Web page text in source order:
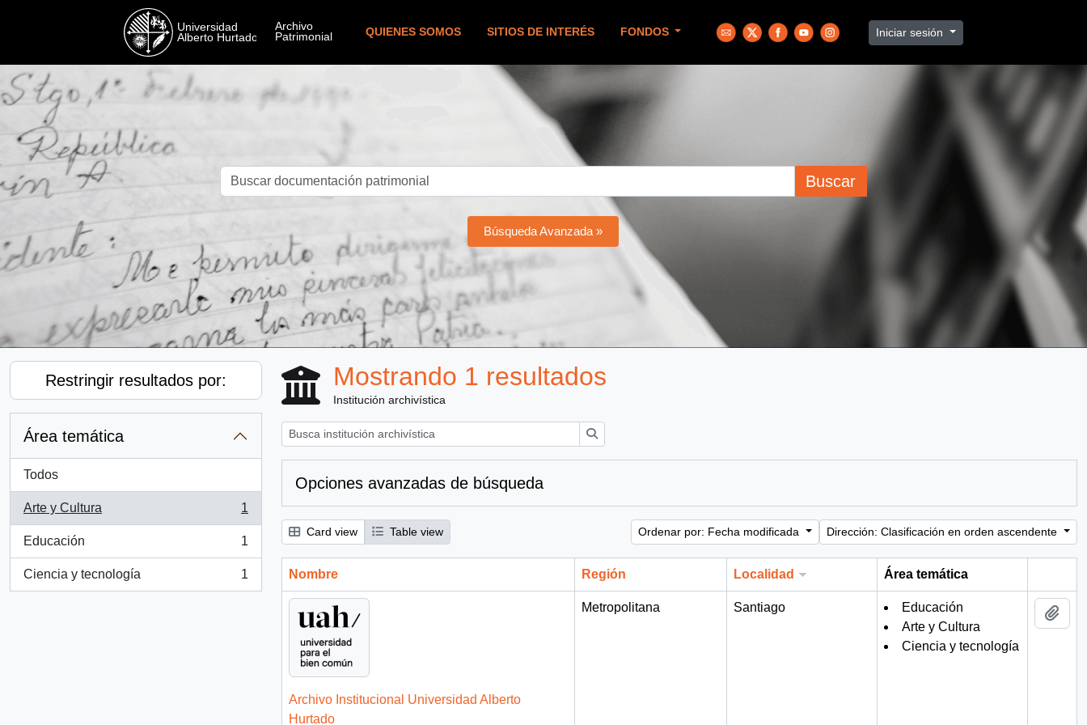
QUIENES SOMOS SITIOS DE INTERÉS FONDOS Iniciar sesión
Buscar
Búsqueda Avanzada »
Restringir resultados por:
Área temática
Todos
Arte y Cultura
, 1 resultados
1
Educación
, 1 resultados
1
Ciencia y tecnología
, 1 resultados
1
Mostrando 1 resultados
Institución archivística
Opciones avanzadas de búsqueda
Card view Table view Ordenar por: Fecha modificada Dirección: Clasificación en orden ascendente
Nombre Región Localidad
Área temática
Archivo Institucional Universidad Alberto
Hurtado
Metropolitana Santiago
Educación
Arte y Cultura
Ciencia y tecnología